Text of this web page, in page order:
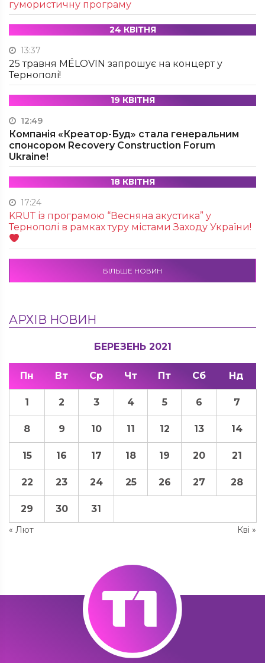
гумористичну програму
24 КВІТНЯ
13:37
25 травня MÉLOVIN запрошує на концерт у
Тернополі!
19 КВІТНЯ
12:49
Компанія «Креатор-Буд» стала генеральним
спонсором Recovery Construction Forum
Ukraine!
18 КВІТНЯ
17:24
KRUТ із програмою “Весняна акустика” у
Тернополі в рамках туру містами Заходу України!
БІЛЬШЕ НОВИН
АРХІВ НОВИН
БЕРЕЗЕНЬ 2021
Пн Вт Ср Чт Пт Сб Нд
« Лют Кві »
1 2 3 4 5 6 7
8 9 10 11 12 13 14
15 16 17 18 19 20 21
22 23 24 25 26 27 28
29 30 31